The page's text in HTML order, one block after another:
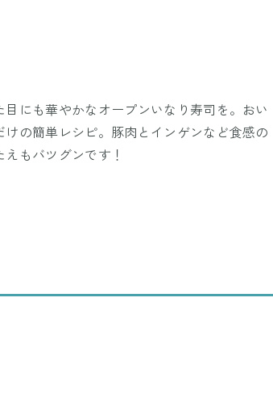
にも華やかなオープンいなり寿司を。おい
の簡単レシピ。豚肉とインゲンなど食感の
もバツグンです！